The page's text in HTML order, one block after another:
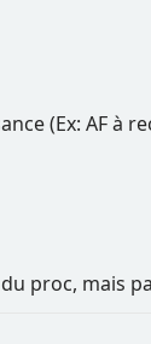
(Ex: AF à
proc, mais